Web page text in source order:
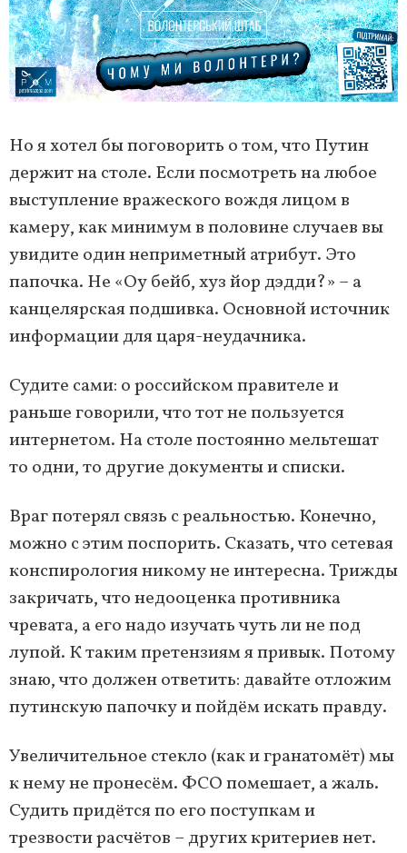
Но я хотел бы поговорить о том, что Путин
держит на столе. Если посмотреть на любое
выступление вражеского вождя лицом в
камеру, как минимум в половине случаев вы
увидите один неприметный атрибут. Это
папочка. Не «Оу бейб, хуз йор дэдди?» – а
канцелярская подшивка. Основной источник
информации для царя-неудачника.
Судите сами: о российском правителе и
раньше говорили, что тот не пользуется
интернетом. На столе постоянно мельтешат
то одни, то другие документы и списки.
Враг потерял связь с реальностью. Конечно,
можно с этим поспорить. Сказать, что сетевая
конспирология никому не интересна. Трижды
закричать, что недооценка противника
чревата, а его надо изучать чуть ли не под
лупой. К таким претензиям я привык. Потому
знаю, что должен ответить: давайте отложим
путинскую папочку и пойдём искать правду.
Увеличительное стекло (как и гранатомёт) мы
к нему не пронесём. ФСО помешает, а жаль.
Судить придётся по его поступкам и
трезвости расчётов – других критериев нет.